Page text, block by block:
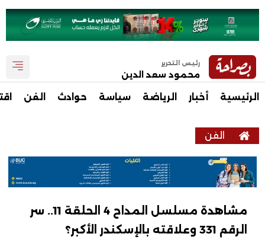
رئيس التحرير
محمود سعد الدين
الرئيسية أخبار الرياضة سياسة حوادث الفن
الفن
مشاهدة مسلسل المداح 4 الحلقة 11.. سر
الرقم 331 وعلاقته بالإسكندر الأكبر؟